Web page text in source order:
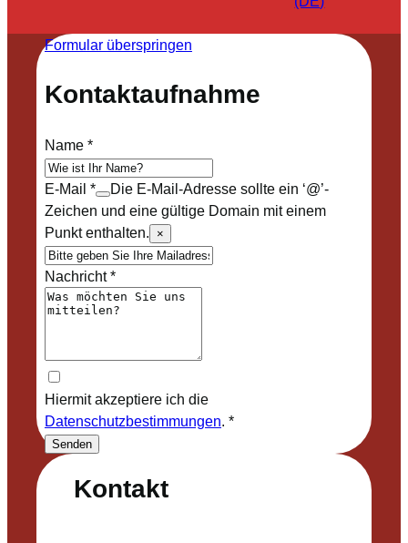
Kontakt
Formular überspringen
Kontaktaufnahme
Name*
E-Mail *
Die E-Mail-Adresse sollte ein ‘@’-
Zeichen und eine gültige Domain mit einem
Punkt enthalten.
×
Nachricht*
Hiermit akzeptiere ich die
Datenschutzbestimmungen. *
Senden